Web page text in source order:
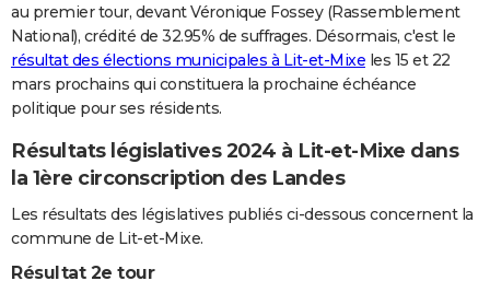
COPAINS D'AVANT
S'inscrire
Se connecter
Lycées
Collèges
Primaires
Universités
Entreprises
Service militaire
Avis de recherche
AVIS DE DÉCÈS
FORUM
Bricolage
Lifestyle
Culture
Sport
Auto
Television
Voyage
Cinema
au premier tour, devant Véronique Fossey (Rassemblement
National), crédité de 32.95% de suffrages. Désormais, c'est le
résultat des élections municipales à Lit-et-Mixe les 15 et 22
mars prochains qui constituera la prochaine échéance
politique pour ses résidents.
Résultats législatives 2024 à Lit-et-Mixe dans
la 1ère circonscription des Landes
Les résultats des législatives publiés ci-dessous concernent la
commune de Lit-et-Mixe.
Résultat 2e tour